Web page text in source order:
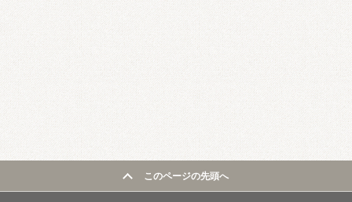
このページの先頭へ